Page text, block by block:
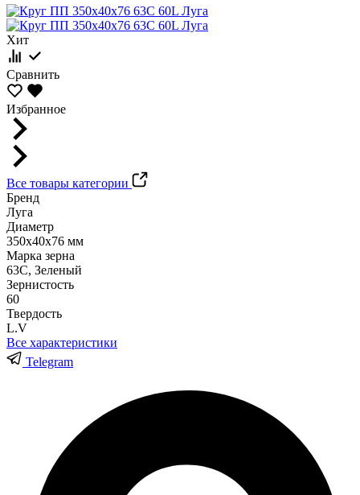
Хит
Сравнить
Избранное
Все товары категории
Бренд
Луга
Диаметр
350х40х76 мм
Марка зерна
63С, Зеленый
Зернистость
60
Твердость
L.V
Все характеристики
Telegram